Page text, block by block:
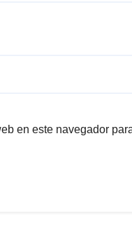
en este navegador